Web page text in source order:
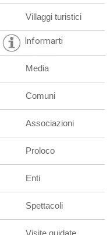
Villaggi turistici
Informarti
Media
Comuni
Associazioni
Proloco
Enti
Spettacoli
Visite guidate